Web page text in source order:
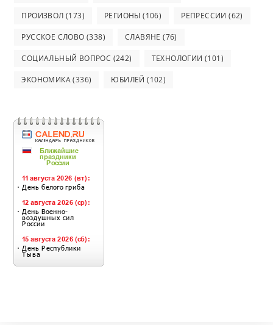
ПРОИЗВОЛ (173) РЕГИОНЫ (106) РЕПРЕССИИ (62)
РУССКОЕ СЛОВО (338) СЛАВЯНЕ (76)
СОЦИАЛЬНЫЙ ВОПРОС (242) ТЕХНОЛОГИИ (101)
ЭКОНОМИКА(336) ЮБИЛЕЙ (102)